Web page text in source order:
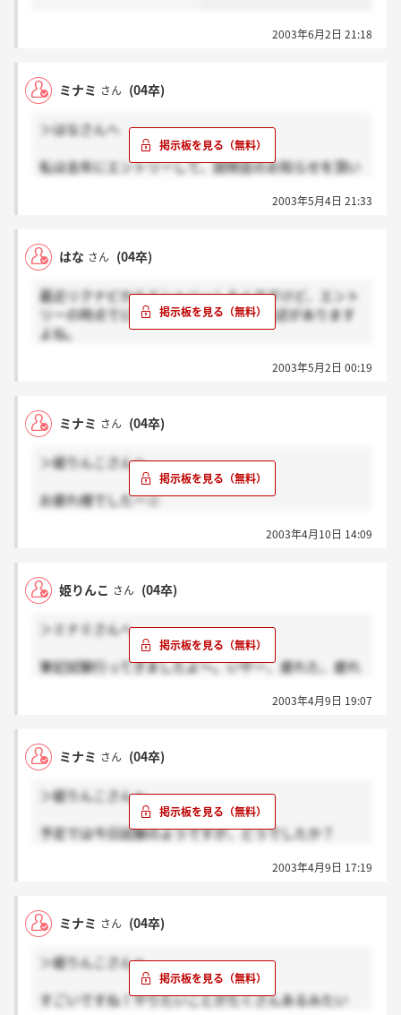
2003年6月2日 21:18
ミナミ さん (04卒)
＞はなさんへ
私は去年にエントリーして、説明会のお知らせを頂い
二月・・・） けっこう前の話なので、今は違うかも
てみるのが一番いいと思います。とても良く対応して
下さいますよ。
頑張って下さい☆
2003年5月4日 21:33
はな さん (04卒)
最近リクナビからエントリーしたんですけど、エント
リーの時点で1次試験・・・みたいな記述があります
よね。
というか、時間というか返事があるのか教えていただ
2003年5月2日 00:19
ミナミ さん (04卒)
＞姫りんこさんへ
お疲れ様でしたー☆
合格していると良いですね！私も姫りんこさんと一緒
に、良い報告を待ってマス！
2003年4月10日 14:09
姫りんこ さん (04卒)
＞ミナミさんへ
筆記試験行ってきましたよ～。いやー、疲れた、疲れ
面接はありました！8人で20～30分くらいだったん
時代に力を入れたことを聞かれましたね。
それにしても筆記試験が微妙です・・・。適性検査っ
し、時間ないしで適当にマークしちゃいました。一般
常識のは数学ができなかったでしね。
疲れて思考能力が低下してて計算するのをやめてつい
あとは運を天にまかして結果を待ちます。
2003年4月9日 19:07
ミナミ さん (04卒)
＞姫りんこさんへ
予定では今日試験のようですが、どうでしたか？
もしなかったら、、、何だか取り越し苦労させてしま
2003年4月9日 17:19
ミナミ さん (04卒)
＞姫りんこさんへ
すごいですね！やりたいことがたくさんあるみたい